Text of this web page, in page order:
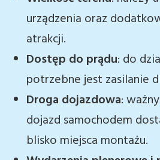
urządzenia oraz
atrakcji.
Dostęp do prądu: do
potrzebne jest zasilanie
Droga dojazdowa:
dojazd samochodem
blisko miejsca montażu.